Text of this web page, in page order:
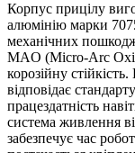
Корпус прицілу
алюмінію марки
механічних
MAO (Micro-Arc
корозійну
відповідає
працездатність
система живлення
забезпечує час